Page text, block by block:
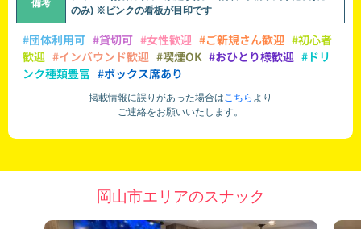
備考
のみ) ※ピンクの看板が目印です
#団体利用可 #貸切可 #女性歓迎 #ご新規さん歓迎 #初心者
歓迎 #インバウンド歓迎 #喫煙OK #おひとり様歓迎 #ドリ
ンク種類豊富 #ボックス席あり
掲載情報に誤りがあった場合はこちら より
ご連絡をお願いいたします。
岡山市エリアのスナック